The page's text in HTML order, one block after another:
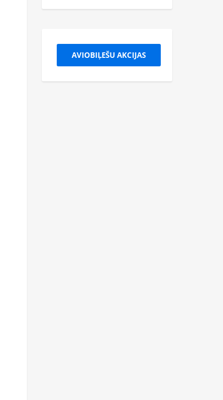
AVIOBIĻEŠU AKCIJAS